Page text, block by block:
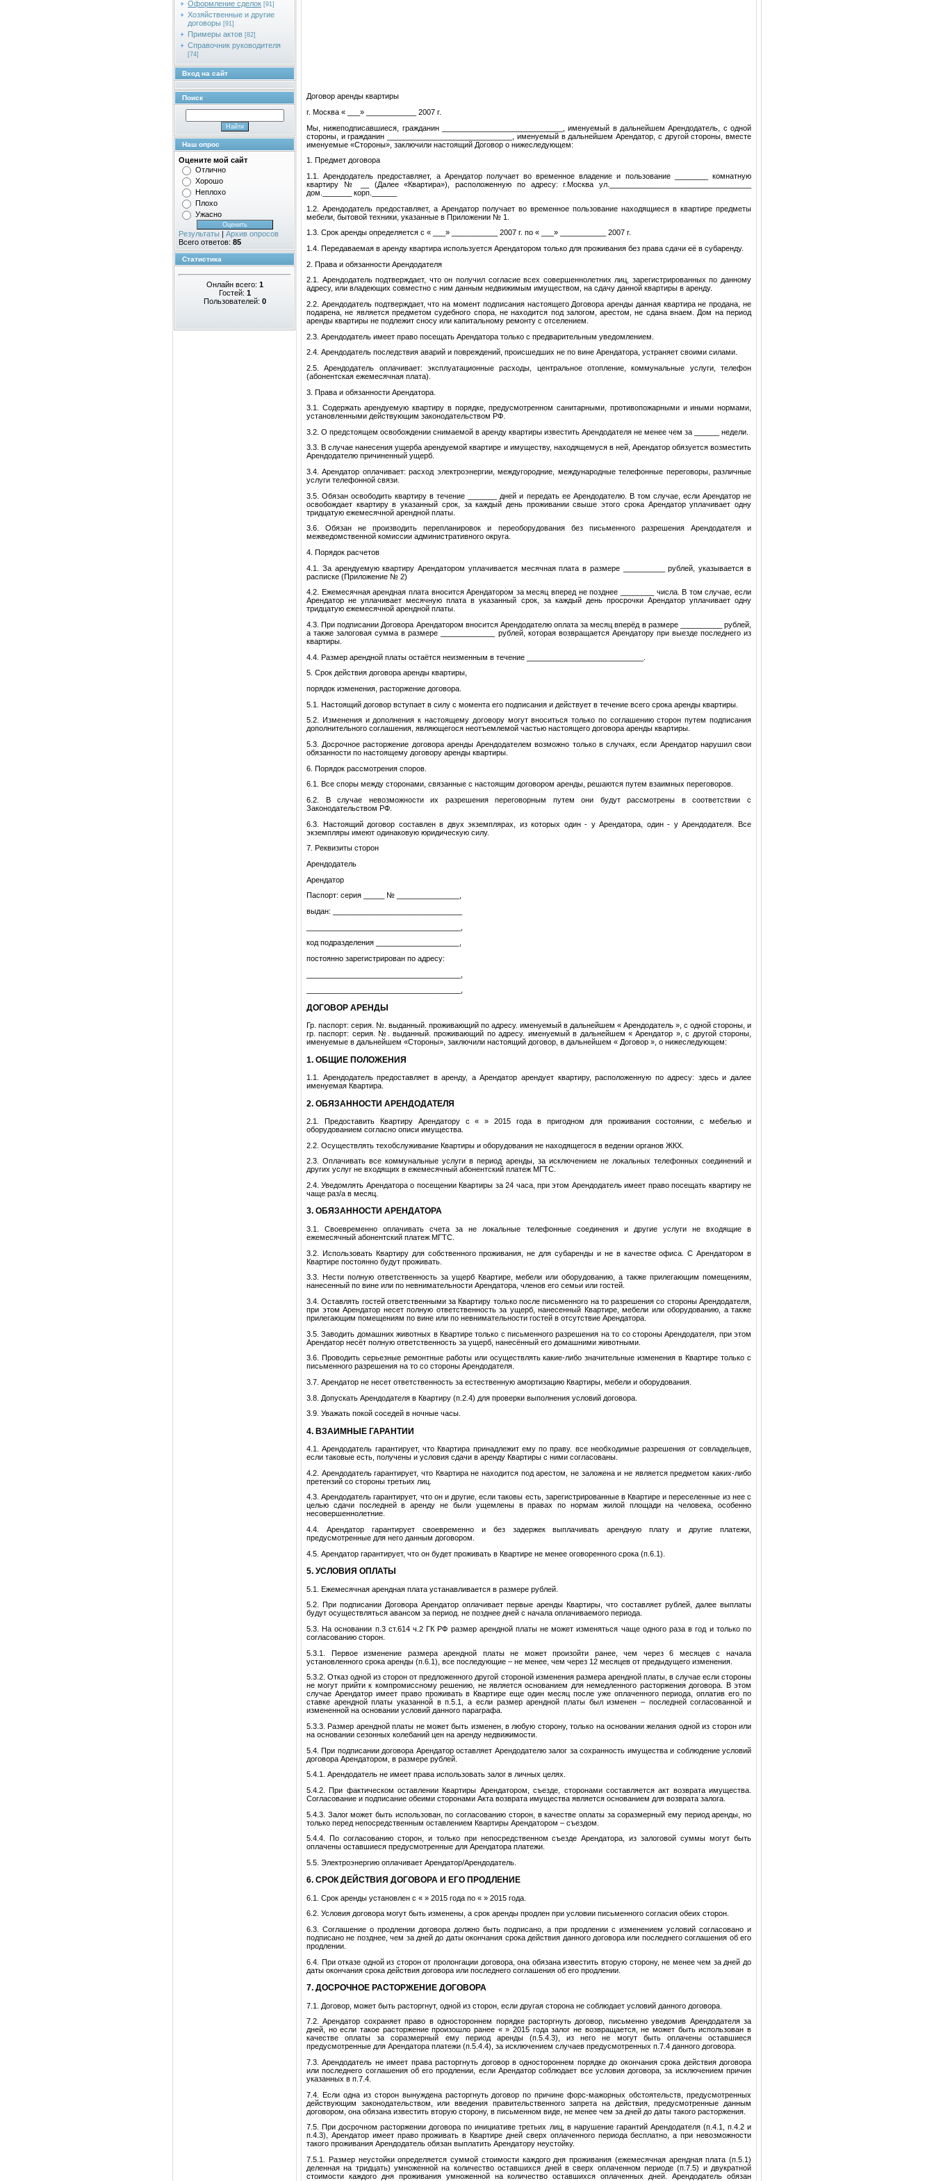
Оформление сделок [91]
Хозяйственные и другие
договоры [91]
Примеры актов [82]
Справочник руководителя
[74]
Вход на сайт
Поиск
Наш опрос
Оцените мой сайт
Отлично
Хорошо
Неплохо
Плохо
Ужасно
Результаты | Архив опросов
Всего ответов: 85
Статистика
Онлайн всего: 1
Гостей: 1
Пользователей: 0
Договор аренды квартиры
г. Москва « ___» ____________ 2007 г.
Мы, нижеподписавшиеся, гражданин _____________________________, именуемый в дальнейшем Арендодатель, с одной
стороны, и гражданин ______________________________, именуемый в дальнейшем Арендатор, с другой стороны, вместе
именуемые «Стороны», заключили настоящий Договор о нижеследующем:
1. Предмет договора
1.1. Арендодатель предоставляет, а Арендатор получает во временное владение и пользование ________ комнатную
квартиру № __ (Далее «Квартира»), расположенную по адресу: г.Москва ул.__________________________________
дом._______ корп.______
1.2. Арендодатель предоставляет, а Арендатор получает во временное пользование находящиеся в квартире предметы
мебели, бытовой техники, указанные в Приложении № 1.
1.3. Срок аренды определяется с « ___» ___________ 2007 г. по « ___» ___________ 2007 г.
1.4. Передаваемая в аренду квартира используется Арендатором только для проживания без права сдачи её в субаренду.
2. Права и обязанности Арендодателя
2.1. Арендодатель подтверждает, что он получил согласие всех совершеннолетних лиц, зарегистрированных по данному
адресу, или владеющих совместно с ним данным недвижимым имуществом, на сдачу данной квартиры в аренду.
2.2. Арендодатель подтверждает, что на момент подписания настоящего Договора аренды данная квартира не продана, не
подарена, не является предметом судебного спора, не находится под залогом, арестом, не сдана внаем. Дом на период
аренды квартиры не подлежит сносу или капитальному ремонту с отселением.
2.3. Арендодатель имеет право посещать Арендатора только с предварительным уведомлением.
2.4. Арендодатель последствия аварий и повреждений, происшедших не по вине Арендатора, устраняет своими силами.
2.5. Арендодатель оплачивает: эксплуатационные расходы, центральное отопление, коммунальные услуги, телефон
(абонентская ежемесячная плата).
3. Права и обязанности Арендатора.
3.1. Содержать арендуемую квартиру в порядке, предусмотренном санитарными, противопожарными и иными нормами,
установленными действующим законодательством РФ.
3.2. О предстоящем освобождении снимаемой в аренду квартиры известить Арендодателя не менее чем за ______ недели.
3.3. В случае нанесения ущерба арендуемой квартире и имуществу, находящемуся в ней, Арендатор обязуется возместить
Арендодателю причиненный ущерб.
3.4. Арендатор оплачивает: расход электроэнергии, междугородние, международные телефонные переговоры, различные
услуги телефонной связи.
3.5. Обязан освободить квартиру в течение _______ дней и передать ее Арендодателю. В том случае, если Арендатор не
освобождает квартиру в указанный срок, за каждый день проживании свыше этого срока Арендатор уплачивает одну
тридцатую ежемесячной арендной платы.
3.6. Обязан не производить перепланировок и переоборудования без письменного разрешения Арендодателя и
межведомственной комиссии административного округа.
4. Порядок расчетов
4.1. За арендуемую квартиру Арендатором уплачивается месячная плата в размере __________ рублей, указывается в
расписке (Приложение № 2)
4.2. Ежемесячная арендная плата вносится Арендатором за месяц вперед не позднее ________ числа. В том случае, если
Арендатор не уплачивает месячную плата в указанный срок, за каждый день просрочки Арендатор уплачивает одну
тридцатую ежемесячной арендной платы.
4.3. При подписании Договора Арендатором вносится Арендодателю оплата за месяц вперёд в размере __________ рублей,
а также залоговая сумма в размере _____________ рублей, которая возвращается Арендатору при выезде последнего из
квартиры.
4.4. Размер арендной платы остаётся неизменным в течение ____________________________.
5. Срок действия договора аренды квартиры,
порядок изменения, расторжение договора.
5.1. Настоящий договор вступает в силу с момента его подписания и действует в течение всего срока аренды квартиры.
5.2. Изменения и дополнения к настоящему договору могут вноситься только по соглашению сторон путем подписания
дополнительного соглашения, являющегося неотъемлемой частью настоящего договора аренды квартиры.
5.3. Досрочное расторжение договора аренды Арендодателем возможно только в случаях, если Арендатор нарушил свои
обязанности по настоящему договору аренды квартиры.
6. Порядок рассмотрения споров.
6.1. Все споры между сторонами, связанные с настоящим договором аренды, решаются путем взаимных переговоров.
6.2. В случае невозможности их разрешения переговорным путем они будут рассмотрены в соответствии с
Законодательством РФ.
6.3. Настоящий договор составлен в двух экземплярах, из которых один - у Арендатора, один - у Арендодателя. Все
экземпляры имеют одинаковую юридическую силу.
7. Реквизиты сторон
Арендодатель
Арендатор
Паспорт: серия _____ № _______________,
выдан: _______________________________
код подразделения ____________________,
постоянно зарегистрирован по адресу:
ДОГОВОР АРЕНДЫ
Гр. паспорт: серия. №. выданный. проживающий по адресу. именуемый в дальнейшем « Арендодатель », с одной стороны, и
гр. паспорт: серия. №. выданный. проживающий по адресу. именуемый в дальнейшем « Арендатор », с другой стороны,
именуемые в дальнейшем «Стороны», заключили настоящий договор, в дальнейшем « Договор », о нижеследующем:
1. ОБЩИЕ ПОЛОЖЕНИЯ
1.1. Арендодатель предоставляет в аренду, а Арендатор арендует квартиру, расположенную по адресу: здесь и далее
именуемая Квартира.
2. ОБЯЗАННОСТИ АРЕНДОДАТЕЛЯ
2.1. Предоставить Квартиру Арендатору с « » 2015 года в пригодном для проживания состоянии, с мебелью и
оборудованием согласно описи имущества.
2.2. Осуществлять техобслуживание Квартиры и оборудования не находящегося в ведении органов ЖКХ.
2.3. Оплачивать все коммунальные услуги в период аренды, за исключением не локальных телефонных соединений и
других услуг не входящих в ежемесячный абонентский платеж МГТС.
2.4. Уведомлять Арендатора о посещении Квартиры за 24 часа, при этом Арендодатель имеет право посещать квартиру не
чаще раз/а в месяц.
3. ОБЯЗАННОСТИ АРЕНДАТОРА
3.1. Своевременно оплачивать счета за не локальные телефонные соединения и другие услуги не входящие в
ежемесячный абонентский платеж МГТС.
3.2. Использовать Квартиру для собственного проживания, не для субаренды и не в качестве офиса. С Арендатором в
Квартире постоянно будут проживать.
3.3. Нести полную ответственность за ущерб Квартире, мебели или оборудованию, а также прилегающим помещениям,
нанесенный по вине или по невнимательности Арендатора, членов его семьи или гостей.
3.4. Оставлять гостей ответственными за Квартиру только после письменного на то разрешения со стороны Арендодателя,
при этом Арендатор несет полную ответственность за ущерб, нанесенный Квартире, мебели или оборудованию, а также
прилегающим помещениям по вине или по невнимательности гостей в отсутствие Арендатора.
3.5. Заводить домашних животных в Квартире только с письменного разрешения на то со стороны Арендодателя, при этом
Арендатор несёт полную ответственность за ущерб, нанесённый его домашними животными.
3.6. Проводить серьезные ремонтные работы или осуществлять какие-либо значительные изменения в Квартире только с
письменного разрешения на то со стороны Арендодателя.
3.7. Арендатор не несет ответственность за естественную амортизацию Квартиры, мебели и оборудования.
3.8. Допускать Арендодателя в Квартиру (п.2.4) для проверки выполнения условий договора.
3.9. Уважать покой соседей в ночные часы.
4. ВЗАИМНЫЕ ГАРАНТИИ
4.1. Арендодатель гарантирует, что Квартира принадлежит ему по праву. все необходимые разрешения от совладельцев,
если таковые есть, получены и условия сдачи в аренду Квартиры с ними согласованы.
4.2. Арендодатель гарантирует, что Квартира не находится под арестом, не заложена и не является предметом каких-либо
претензий со стороны третьих лиц.
4.3. Арендодатель гарантирует, что он и другие, если таковы есть, зарегистрированные в Квартире и переселенные из нее с
целью сдачи последней в аренду не были ущемлены в правах по нормам жилой площади на человека, особенно
несовершеннолетние.
4.4. Арендатор гарантирует своевременно и без задержек выплачивать арендную плату и другие платежи,
предусмотренные для него данным договором.
4.5. Арендатор гарантирует, что он будет проживать в Квартире не менее оговоренного срока (п.6.1).
5. УСЛОВИЯ ОПЛАТЫ
5.1. Ежемесячная арендная плата устанавливается в размере рублей.
5.2. При подписании Договора Арендатор оплачивает первые аренды Квартиры, что составляет рублей, далее выплаты
будут осуществляться авансом за период. не позднее дней с начала оплачиваемого периода.
5.3. На основании п.3 ст.614 ч.2 ГК РФ размер арендной платы не может изменяться чаще одного раза в год и только по
согласованию сторон.
5.3.1. Первое изменение размера арендной платы не может произойти ранее, чем через 6 месяцев с начала
установленного срока аренды (п.6.1), все последующие – не менее, чем через 12 месяцев от предыдущего изменения.
5.3.2. Отказ одной из сторон от предложенного другой стороной изменения размера арендной платы, в случае если стороны
не могут прийти к компромиссному решению, не является основанием для немедленного расторжения договора. В этом
случае Арендатор имеет право проживать в Квартире еще один месяц после уже оплаченного периода, оплатив его по
ставке арендной платы указанной в п.5.1, а если размер арендной платы был изменен – последней согласованной и
измененной на основании условий данного параграфа.
5.3.3. Размер арендной платы не может быть изменен, в любую сторону, только на основании желания одной из сторон или
на основании сезонных колебаний цен на аренду недвижимости.
5.4. При подписании договора Арендатор оставляет Арендодателю залог за сохранность имущества и соблюдение условий
договора Арендатором, в размере рублей.
5.4.1. Арендодатель не имеет права использовать залог в личных целях.
5.4.2. При фактическом оставлении Квартиры Арендатором, съезде, сторонами составляется акт возврата имущества.
Согласование и подписание обеими сторонами Акта возврата имущества является основанием для возврата залога.
5.4.3. Залог может быть использован, по согласованию сторон, в качестве оплаты за соразмерный ему период аренды, но
только перед непосредственным оставлением Квартиры Арендатором – съездом.
5.4.4. По согласованию сторон, и только при непосредственном съезде Арендатора, из залоговой суммы могут быть
оплачены оставшиеся предусмотренные для Арендатора платежи.
5.5. Электроэнергию оплачивает Арендатор/Арендодатель.
6. СРОК ДЕЙСТВИЯ ДОГОВОРА И ЕГО ПРОДЛЕНИЕ
6.1. Срок аренды установлен с « » 2015 года по « » 2015 года.
6.2. Условия договора могут быть изменены, а срок аренды продлен при условии письменного согласия обеих сторон.
6.3. Соглашение о продлении договора должно быть подписано, а при продлении с изменением условий согласовано и
подписано не позднее, чем за дней до даты окончания срока действия данного договора или последнего соглашения об его
продлении.
6.4. При отказе одной из сторон от пролонгации договора, она обязана известить вторую сторону, не менее чем за дней до
даты окончания срока действия договора или последнего соглашения об его продлении.
7. ДОСРОЧНОЕ РАСТОРЖЕНИЕ ДОГОВОРА
7.1. Договор, может быть расторгнут, одной из сторон, если другая сторона не соблюдает условий данного договора.
7.2. Арендатор сохраняет право в одностороннем порядке расторгнуть договор, письменно уведомив Арендодателя за
дней, но если такое расторжение произошло ранее « » 2015 года залог не возвращается, не может быть использован в
качестве оплаты за соразмерный ему период аренды (п.5.4.3), из него не могут быть оплачены оставшиеся
предусмотренные для Арендатора платежи (п.5.4.4), за исключением случаев предусмотренных п.7.4 данного договора.
7.3. Арендодатель не имеет права расторгнуть договор в одностороннем порядке до окончания срока действия договора
или последнего соглашения об его продлении, если Арендатор соблюдает все условия договора, за исключением причин
указанных в п.7.4.
7.4. Если одна из сторон вынуждена расторгнуть договор по причине форс-мажорных обстоятельств, предусмотренных
действующим законодательством, или введения правительственного запрета на действия, предусмотренные данным
договором, она обязана известить вторую сторону, в письменном виде, не менее чем за дней до даты такого расторжения.
7.5. При досрочном расторжении договора по инициативе третьих лиц, в нарушение гарантий Арендодателя (п.4.1, п.4.2 и
п.4.3), Арендатор имеет право проживать в Квартире дней сверх оплаченного периода бесплатно, а при невозможности
такого проживания Арендодатель обязан выплатить Арендатору неустойку.
7.5.1. Размер неустойки определяется суммой стоимости каждого дня проживания (ежемесячная арендная плата (п.5.1)
деленная на тридцать) умноженной на количество оставшихся дней в сверх оплаченном периоде (п.7.5) и двукратной
стоимости каждого дня проживания умноженной на количество оставшихся оплаченных дней. Арендодатель обязан